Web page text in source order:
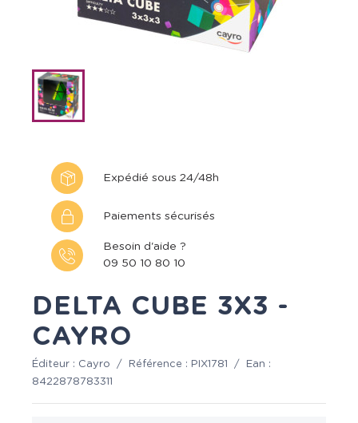
Expédié sous 24/48h
Paiements sécurisés
Besoin d'aide ?
09 50 10 80 10
DELTA CUBE 3X3 -
CAYRO
Éditeur : Cayro / Référence : PIX1781 /
Ean :
8422878783311